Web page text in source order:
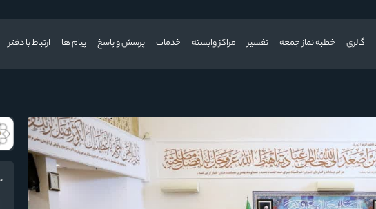
گالری خطبه نماز جمعه تفسیر مراکز وابسته خدمات پرسش و پاسخ پیام ها ارتباط با دفتر